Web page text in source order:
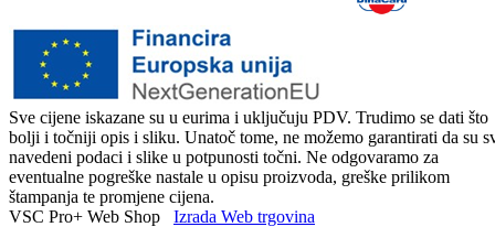
Sve cijene iskazane su u eurima i uključuju PDV. Trudimo se dati što
bolji i točniji opis i sliku. Unatoč tome, ne možemo garantirati da su
navedeni podaci i slike u potpunosti točni. Ne odgovaramo za
eventualne pogreške nastale u opisu proizvoda, greške prilikom
štampanja te promjene cijena.
VSC Pro+ Web Shop Izrada Web trgovina